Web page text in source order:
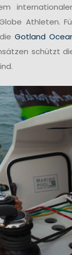
Athleten.
dieGotland
schützt